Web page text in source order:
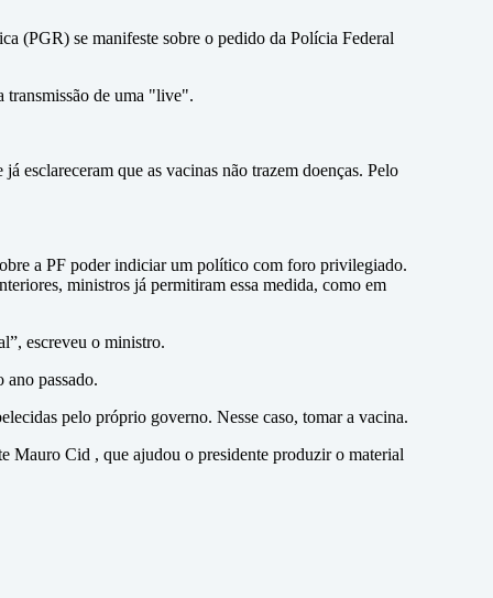
(PGR) se manifeste sobre o pedido da Polícia Federal
transmissão de uma "live".
esclareceram que as vacinas não trazem doenças. Pelo
a PF poder indiciar um político com foro privilegiado.
ministros já permitiram essa medida, como em
escreveu o ministro.
passado.
pelo próprio governo. Nesse caso, tomar a vacina.
Mauro Cid , que ajudou o presidente produzir o material